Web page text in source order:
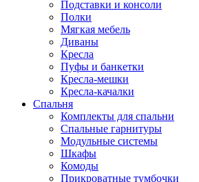
Подставки и консоли
Полки
Мягкая мебель
Диваны
Кресла
Пуфы и банкетки
Кресла-мешки
Кресла-качалки
Спальня
Комплекты для спальни
Спальные гарнитуры
Модульные системы
Шкафы
Комоды
Прикроватные тумбочки